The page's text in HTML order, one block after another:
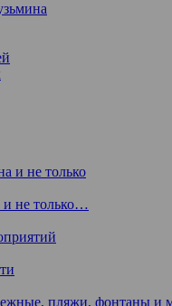
и не только
и не только…
пляжи, фонтаны и